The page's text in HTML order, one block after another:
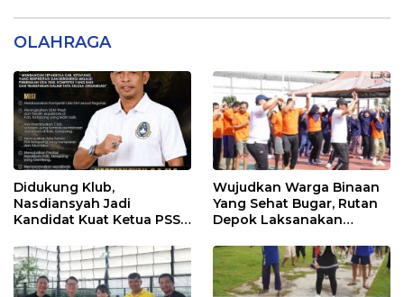
OLAHRAGA
Didukung Klub,
Nasdiansyah Jadi
Kandidat Kuat Ketua PSSI
Wujudkan Warga Binaan
Yang Sehat Bugar, Rutan
Depok Laksanakan